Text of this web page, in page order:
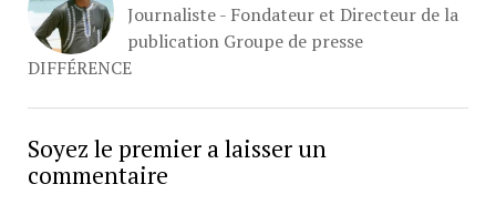
Journaliste - Fondateur et Directeur de la
publication Groupe de presse
DIFFÉRENCE
Soyez le premier a laisser un
commentaire